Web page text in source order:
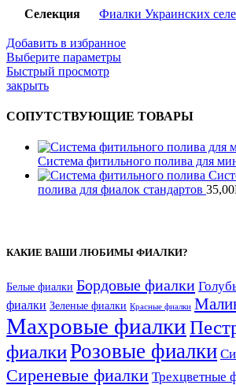
Селекция Фиалки Украинских
Добавить в избранное
Выберите параметры
Быстрый просмотр
закрыть
СОПУТСТВУЮЩИЕ ТОВАРЫ
Система фитильного полива для
полива для фиалок стандартов 35,00
КАКИЕ ВАШИ ЛЮБИМЫ ФИАЛКИ?
Белые фиалки Бордовые фиалки
фиалки Зеленые фиалки Красные фиалки
Махровые фиалки
фиалкиРозовые фиалки
Сиреневые фиалки Трехцветные